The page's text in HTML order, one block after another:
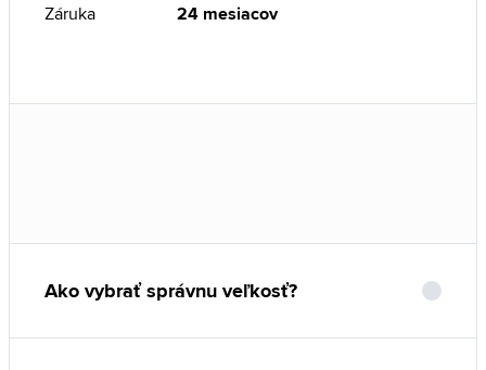
Záruka
24 mesiacov
Ako vybrať správnu veľkosť?